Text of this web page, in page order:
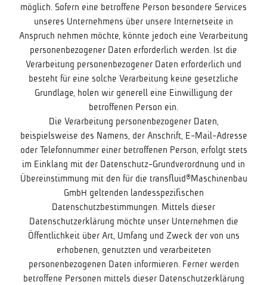
möglich. Sofern eine betroffene Person besondere Services
unseres Unternehmens über unsere Internetseite in
Anspruch nehmen möchte, könnte jedoch eine Verarbeitung
personenbezogener Daten erforderlich werden. Ist die
Verarbeitung personenbezogener Daten erforderlich und
besteht für eine solche Verarbeitung keine gesetzliche
Grundlage, holen wir generell eine Einwilligung der
betroffenen Person ein.
Die Verarbeitung personenbezogener Daten,
beispielsweise des Namens, der Anschrift, E-Mail-Adresse
oder Telefonnummer einer betroffenen Person, erfolgt stets
im Einklang mit der Datenschutz-Grundverordnung und in
Übereinstimmung mit den für die transfluid®Maschinenbau
GmbH geltenden landesspezifischen
Datenschutzbestimmungen. Mittels dieser
Datenschutzerklärung möchte unser Unternehmen die
Öffentlichkeit über Art, Umfang und Zweck der von uns
erhobenen, genutzten und verarbeiteten
personenbezogenen Daten informieren. Ferner werden
betroffene Personen mittels dieser Datenschutzerklärung